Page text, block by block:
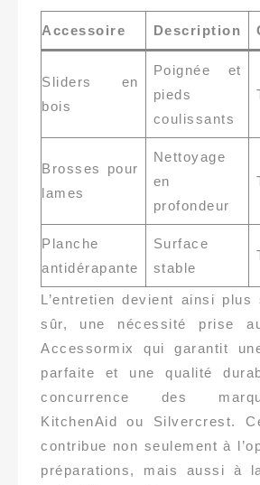
Accessoire Description
Sliders en
bois
Poignée et
pieds
coulissants
Brosses pour
lames
Nettoyage
en
profondeur
Planche
antidérapante
Surface
stable
L’entretien devient ainsi
sûr, une nécessité prise
Accessormix qui garantit
parfaite et une qualité
concurrence des
KitchenAid ou Silvercrest.
contribue non seulement à
préparations, mais aussi à